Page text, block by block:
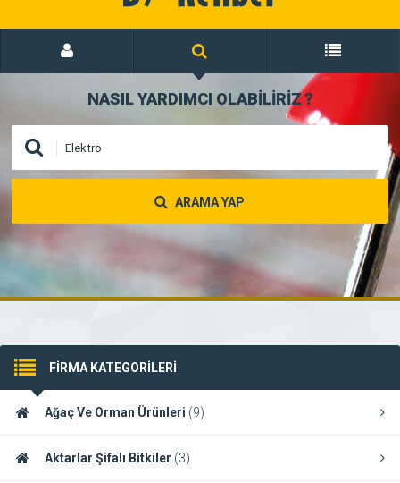
NASIL YARDIMCI OLABİLİRİZ?
ARAMA YAP
FİRMA KATEGORİLERİ
Ağaç Ve Orman Ürünleri (9)
Aktarlar Şifalı Bitkiler (3)